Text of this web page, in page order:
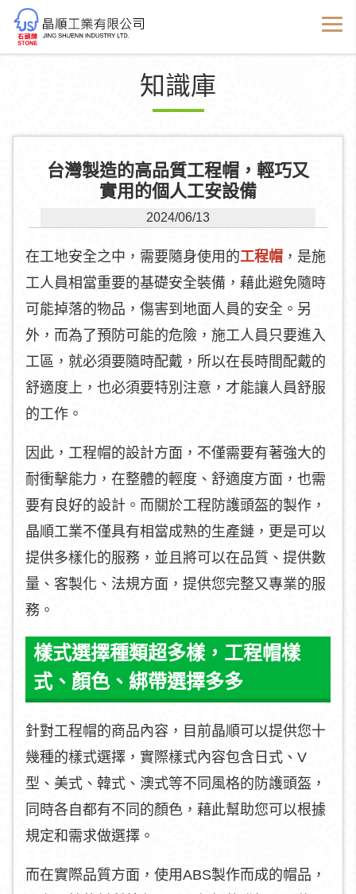
知識庫
台灣製造的高品質工程帽，輕巧又
實用的個人工安設備
2024/06/13
在工地安全之中，需要隨身使用的工程帽 ，是施
工人員相當重要的基礎安全裝備，藉此避免隨時
可能掉落的物品，傷害到地面人員的安全。另
外，而為了預防可能的危險，施工人員只要進入
工區，就必須要隨時配戴，所以在長時間配戴的
舒適度上，也必須要特別注意，才能讓人員舒服
的工作。
因此，工程帽的設計方面，不僅需要有著強大的
耐衝擊能力，在整體的輕度、舒適度方面，也需
要有良好的設計。而關於工程防護頭盔的製作，
晶順工業不僅具有相當成熟的生產鏈，更是可以
提供多樣化的服務，並且將可以在品質、提供數
量、客製化、法規方面，提供您完整又專業的服
務。
樣式選擇種類超多樣，工程帽樣
式、顏色、綁帶選擇多多
針對工程帽的商品內容，目前晶順可以提供您十
幾種的樣式選擇，實際樣式內容包含日式、V
型、美式、韓式、澳式等不同風格的防護頭盔，
同時各自都有不同的顏色，藉此幫助您可以根據
規定和需求做選擇。
而在實際品質方面，使用ABS製作而成的帽品，